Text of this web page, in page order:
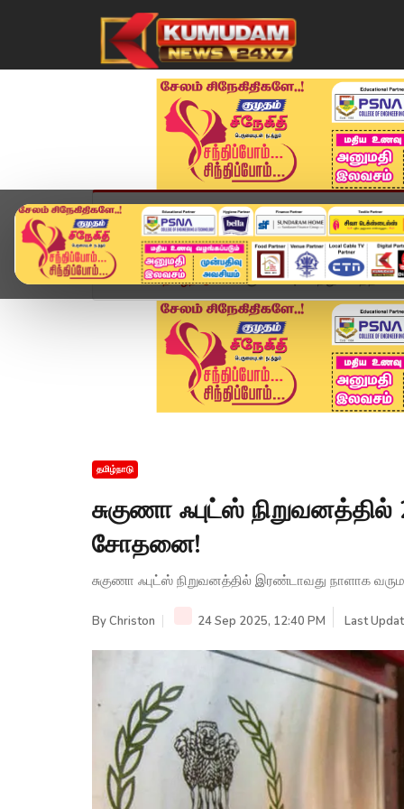
முகப்பு விளையாட்டு அண்மை
Home தமிழ்நாடு சுகுணா ஃபுட்ஸ் நிறுவனத்தில்
தமிழ்நாடு
சுகுணா ஃபுட்ஸ்
சோதனை!
சுகுணா ஃபுட்ஸ் நிறுவனத்தில் இரண்டாவது நாளாக
ByChriston 24 Sep 2025, 12:40 PM Last